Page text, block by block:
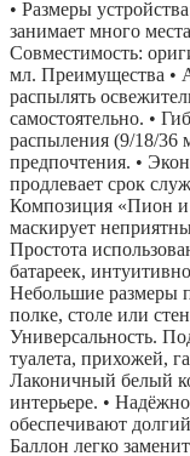
• Размеры
занимает много
Совместимость:
мл. Преимущества •
распылять
самостоятельно. •
распыления (9/18/36
предпочтения. •
продлевает срок
Композиция «Пион и
маскирует
Простота
батареек,
Небольшие размеры
полке, столе или
Универсальность.
туалета, прихожей,
Лаконичный белый
интерьере. •
обеспечивают
Баллон легко